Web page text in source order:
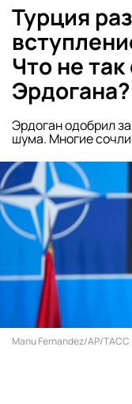
Турция
Что не
Эрдогана?
Эрдоган одобрил
шума. Многие
Manu Fernandez/AP/ТАСС